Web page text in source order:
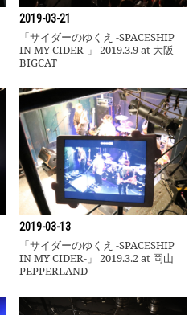
「サイダーのゆくえ -
2019-03-21
「サイダーのゆくえ -SPACESHIP
IN MY CIDER-」 2019.3.9 at 大阪
BIGCAT
「サイダーのゆくえ -
2019-03-13
「サイダーのゆくえ -SPACESHIP
IN MY CIDER-」 2019.3.2 at 岡山
PEPPERLAND